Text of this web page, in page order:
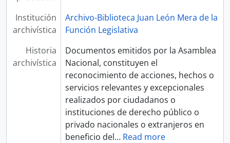
Institución
archivística
Archivo-Biblioteca Juan León Mera de la
Función Legislativa
Historia
archivística
Documentos emitidos por la Asamblea
Nacional, constituyen el
reconocimiento de acciones, hechos o
servicios relevantes y excepcionales
realizados por ciudadanos o
instituciones de derecho público o
privado nacionales o extranjeros en
beneficio del… Read more